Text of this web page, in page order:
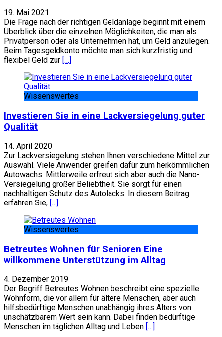
19. Mai 2021
Die Frage nach der richtigen Geldanlage beginnt mit einem
Überblick über die einzelnen Möglichkeiten, die man als
Privatperson oder als Unternehmen hat, um Geld anzulegen.
Beim Tagesgeldkonto möchte man sich kurzfristig und
flexibel Geld zur […]
Wissenswertes
Investieren Sie in eine Lackversiegelung guter
Qualität
14. April 2020
Zur Lackversiegelung stehen Ihnen verschiedene Mittel zur
Auswahl. Viele Anwender greifen dafür zum herkömmlichen
Autowachs. Mittlerweile erfreut sich aber auch die Nano-
Versiegelung großer Beliebtheit. Sie sorgt für einen
nachhaltigen Schutz des Autolacks. In diesem Beitrag
erfahren Sie, […]
Wissenswertes
Betreutes Wohnen für Senioren Eine
willkommene Unterstützung im Alltag
4. Dezember 2019
Der Begriff Betreutes Wohnen beschreibt eine spezielle
Wohnform, die vor allem für ältere Menschen, aber auch
hilfsbedürftige Menschen unabhängig ihres Alters von
unschätzbarem Wert sein kann. Dabei finden bedürftige
Menschen im täglichen Alltag und Leben […]